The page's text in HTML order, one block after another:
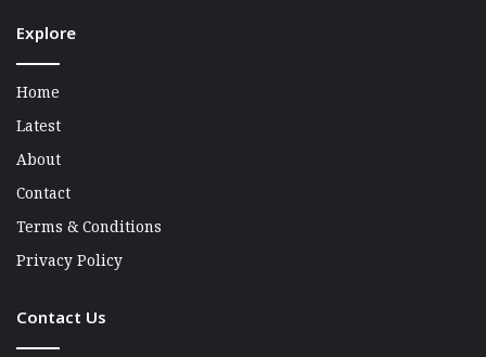
Explore
Home
Latest
About
Contact
Terms & Conditions
Privacy Policy
Contact Us